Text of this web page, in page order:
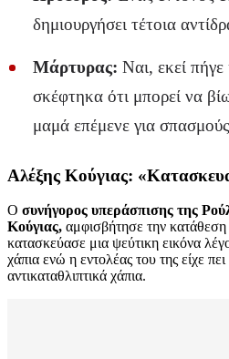
δημιουργήσει τέτοια
Μάρτυρας: Ναι, εκεί
σκέφτηκα ότι μπορεί να
μαμά επέμενε για
Αλέξης Κούγιας:
Ο συνήγορος υπεράσπισης της
Κούγιας, αμφισβήτησε την
κατασκεύασε μια ψεύτικη εικόνα
χάπια ενώ η εντολέας του της είχε
αντικαταθλιπτικά χάπια.